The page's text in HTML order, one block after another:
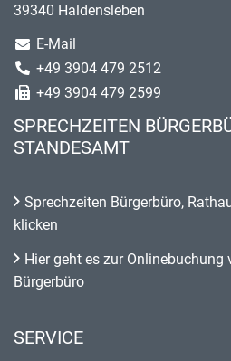
39340 Haldensleben
E-Mail
+49 3904 479 2512
+49 3904 479 2599
SPRECHZEITEN
STANDESAMT
Sprechzeiten Bürgerbüro,
klicken
Hier geht es zur Onlinebuchung
Bürgerbüro
SERVICE